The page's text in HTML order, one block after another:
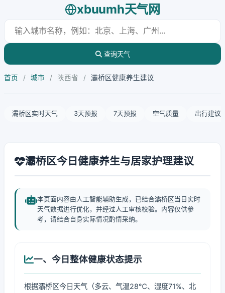
xbuumh天气网
查询天气
首页 / 城市 / 陕西省 / 灞桥区健康养生建议
灞桥区实时天气 3天预报 7天预报 空气质量 出行建议
灞桥区今日健康养生与居家护理建议
本页面内容由人工智能辅助生成，已结合灞桥区当日实时
天气数据进行优化，并经过人工审核校验。内容仅供参
考，请结合自身实际情况酌情采纳。
一、今日整体健康状态提示
根据灞桥区今日天气（多云、气温28℃、湿度71%、北